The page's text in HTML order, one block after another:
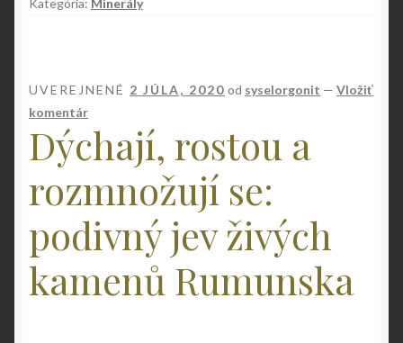
Kategória: Minerály
UVEREJNENÉ 2 JÚLA, 2020 od syselorgonit — Vložiť
komentár
Dýchají, rostou a
rozmnožují se:
podivný jev živých
kamenů Rumunska